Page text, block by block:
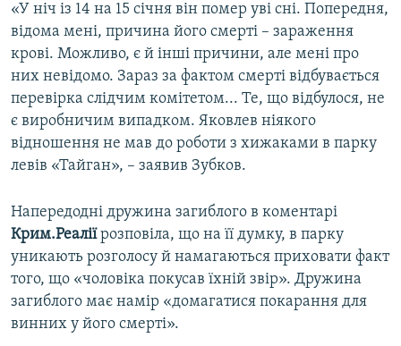
«У ніч із 14 на 15 січня він помер уві сні. Попередня,
відома мені, причина його смерті – зараження
крові. Можливо, є й інші причини, але мені про
них невідомо. Зараз за фактом смерті відбувається
перевірка слідчим комітетом... Те, що відбулося, не
є виробничим випадком. Яковлев ніякого
відношення не мав до роботи з хижаками в парку
левів «Тайган», – заявив Зубков.
Напередодні дружина загиблого в коментарі
Крим.Реаліїрозповіла, що на її думку, в парку
уникають розголосу й намагаються приховати факт
того, що «чоловіка покусав їхній звір». Дружина
загиблого має намір «домагатися покарання для
винних у його смерті».